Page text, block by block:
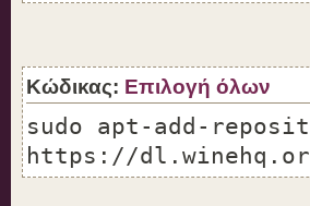
Κώδικας: Επιλογή όλων
sudo apt-add-
https://